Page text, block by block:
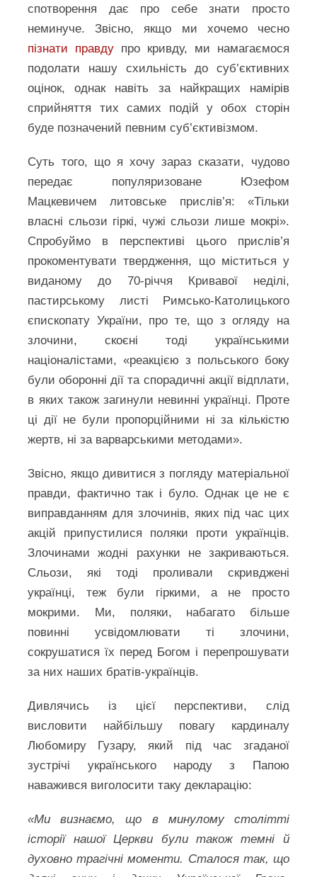
спотворення дає про себе знати просто
неминуче. Звісно, якщо ми хочемо чесно
пізнати правду про кривду, ми намагаємося
подолати нашу схильність до суб’єктивних
оцінок, однак навіть за найкращих намірів
сприйняття тих самих подій у обох сторін
буде позначений певним суб’єктивізмом.
Суть того, що я хочу зараз сказати, чудово
передає популяризоване Юзефом
Мацкевичем литовське прислів’я: «Тільки
власні сльози гіркі, чужі сльози лише мокрі».
Спробуймо в перспективі цього прислів’я
прокоментувати твердження, що міститься у
виданому до 70-річчя Кривавої неділі,
пастирському листі Римсько-Католицького
єпископату України, про те, що з огляду на
злочини, скоєні тоді українськими
націоналістами, «реакцією з польського боку
були оборонні дії та спорадичні акції відплати,
в яких також загинули невинні українці. Проте
ці дії не були пропорційними ні за кількістю
жертв, ні за варварськими методами».
Звісно, якщо дивитися з погляду матеріальної
правди, фактично так і було. Однак це не є
виправданням для злочинів, яких під час цих
акцій припустилися поляки проти українців.
Злочинами жодні рахунки не закриваються.
Сльози, які тоді проливали скривджені
українці, теж були гіркими, а не просто
мокрими. Ми, поляки, набагато більше
повинні усвідомлювати ті злочини,
сокрушатися їх перед Богом і перепрошувати
за них наших братів-українців.
Дивлячись із цієї перспективи, слід
висловити найбільшу повагу кардиналу
Любомиру Гузару, який під час згаданої
зустрічі українського народу з Папою
наважився виголосити таку декларацію:
«Ми визнаємо, що в минулому столітті
історії нашої Церкви були також темні й
духовно трагічні моменти. Сталося так, що